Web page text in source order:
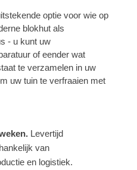
optie voor wie op
blokhut als
- u kunt uw
of eender wat
te verzamelen in uw
uw tuin te verfraaien met
Levertijd
van
en logistiek.